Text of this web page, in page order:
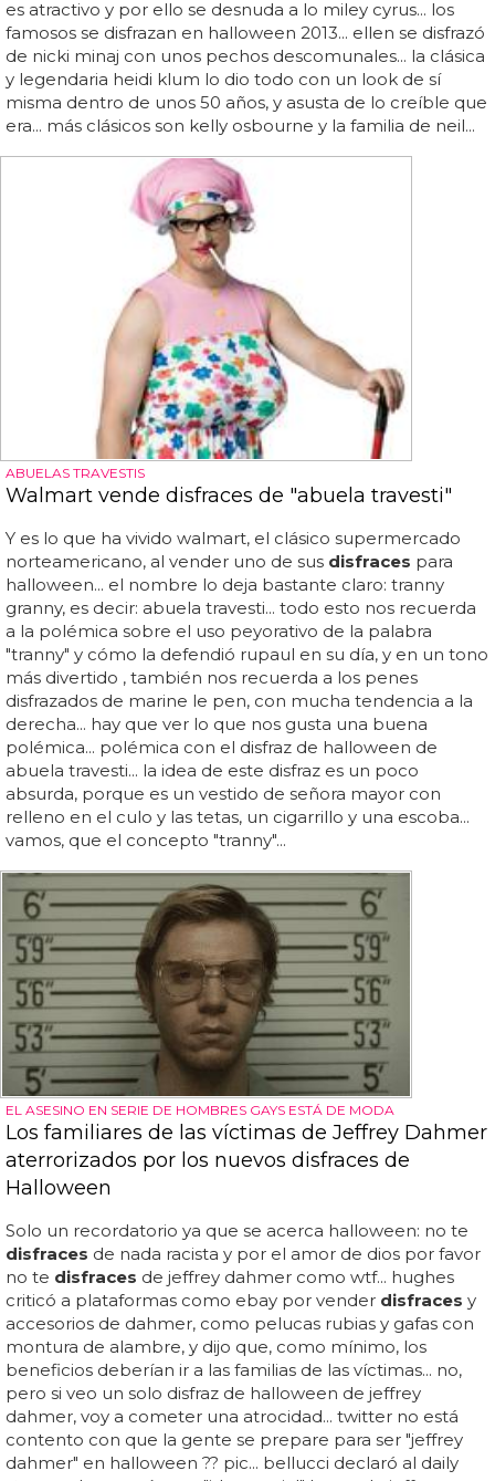
es atractivo y por ello se desnuda a lo miley cyrus... los
famosos se disfrazan en halloween 2013... ellen se disfrazó
de nicki minaj con unos pechos descomunales... la clásica
y legendaria heidi klum lo dio todo con un look de sí
misma dentro de unos 50 años, y asusta de lo creíble que
era... más clásicos son kelly osbourne y la familia de neil...
ABUELAS TRAVESTIS
Walmart vende disfraces de "abuela travesti"
Y es lo que ha vivido walmart, el clásico supermercado
norteamericano, al vender uno de sus disfraces para
halloween... el nombre lo deja bastante claro: tranny
granny, es decir: abuela travesti... todo esto nos recuerda
a la polémica sobre el uso peyorativo de la palabra
"tranny" y cómo la defendió rupaul en su día, y en un tono
más divertido , también nos recuerda a los penes
disfrazados de marine le pen, con mucha tendencia a la
derecha... hay que ver lo que nos gusta una buena
polémica... polémica con el disfraz de halloween de
abuela travesti... la idea de este disfraz es un poco
absurda, porque es un vestido de señora mayor con
relleno en el culo y las tetas, un cigarrillo y una escoba...
vamos, que el concepto "tranny"...
EL ASESINO EN SERIE DE HOMBRES GAYS ESTÁ DE MODA
Los familiares de las víctimas de Jeffrey Dahmer
aterrorizados por los nuevos disfraces de
Halloween
Solo un recordatorio ya que se acerca halloween: no te
disfraces de nada racista y por el amor de dios por favor
no te disfraces de jeffrey dahmer como wtf... hughes
criticó a plataformas como ebay por vender disfraces y
accesorios de dahmer, como pelucas rubias y gafas con
montura de alambre, y dijo que, como mínimo, los
beneficios deberían ir a las familias de las víctimas... no,
pero si veo un solo disfraz de halloween de jeffrey
dahmer, voy a cometer una atrocidad... twitter no está
contento con que la gente se prepare para ser "jeffrey
dahmer" en halloween ?? pic... bellucci declaró al daily